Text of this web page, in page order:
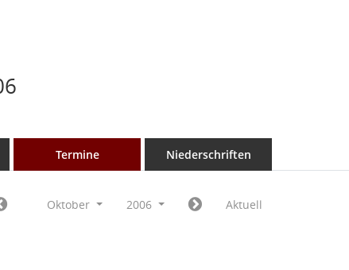
Termine Niederschriften
Oktober 2006 Aktuell